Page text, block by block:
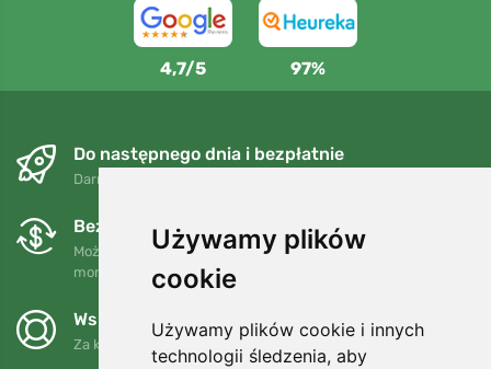
Używamy plików
cookie
Używamy plików cookie i innych
technologii śledzenia, aby
4,7/5 97%
Do następnego dnia i bezpłatnie
Darmowa wysyłka dla zamówień powyżej 250 PLN
Bezpłatne wymiany i zwroty
Możesz zwrócić lub wymienić swoje zamówienie w dowolnym
momencie w ciągu 90 dni.
Wspieramy Trees.org
Za każde zamówienie sadzimy drzewo! Czytaj więcej